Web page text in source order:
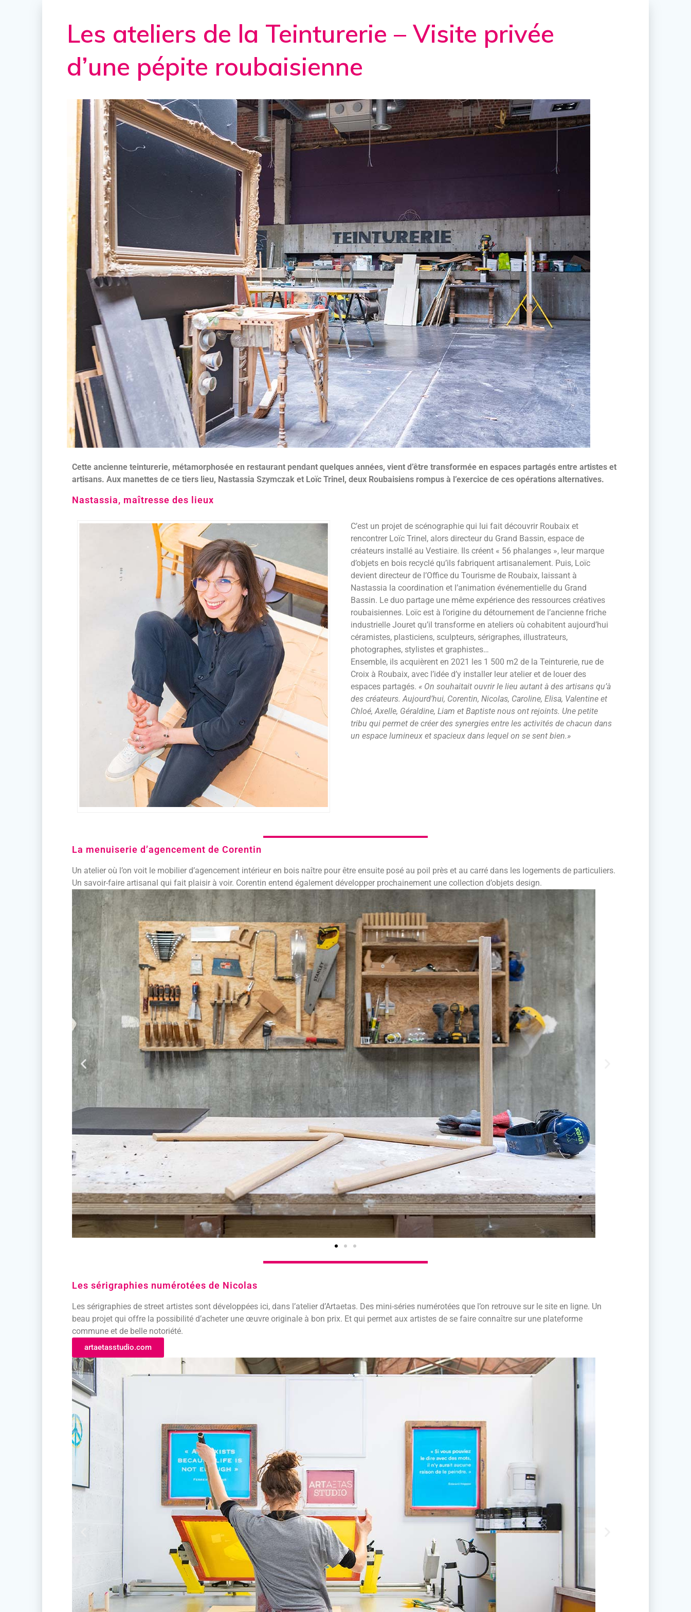
Les ateliers de la Teinturerie – Visite privée
d’une pépite roubaisienne
Cette ancienne teinturerie, métamorphosée en restaurant pendant quelques années, vient d’être transformée en espaces partagés entre artistes et
artisans. Aux manettes de ce tiers lieu, Nastassia Szymczak et Loïc Trinel, deux Roubaisiens rompus à l’exercice de ces opérations alternatives.
Nastassia, maîtresse des lieux
C’est un projet de scénographie qui lui fait découvrir Roubaix et
rencontrer Loïc Trinel, alors directeur du Grand Bassin, espace de
créateurs installé au Vestiaire. Ils créent « 56 phalanges », leur marque
d’objets en bois recyclé qu’ils fabriquent artisanalement. Puis, Loïc
devient directeur de l’Office du Tourisme de Roubaix, laissant à
Nastassia la coordination et l’animation événementielle du Grand
Bassin. Le duo partage une même expérience des ressources créatives
roubaisiennes. Loïc est à l’origine du détournement de l’ancienne friche
industrielle Jouret qu’il transforme en ateliers où cohabitent aujourd’hui
céramistes, plasticiens, sculpteurs, sérigraphes, illustrateurs,
photographes, stylistes et graphistes…
Ensemble, ils acquièrent en 2021 les 1 500 m2 de la Teinturerie, rue de
Croix à Roubaix, avec l’idée d’y installer leur atelier et de louer des
espaces partagés. « On souhaitait ouvrir le lieu autant à des artisans qu’à
des créateurs. Aujourd’hui, Corentin, Nicolas, Caroline, Elisa, Valentine et
Chloé, Axelle, Géraldine, Liam et Baptiste nous ont rejoints. Une petite
tribu qui permet de créer des synergies entre les activités de chacun dans
un espace lumineux et spacieux dans lequel on se sent bien.»
La menuiserie d’agencement de Corentin
Un atelier où l’on voit le mobilier d’agencement intérieur en bois naître pour être ensuite posé au poil près et au carré dans les logements de particuliers.
Un savoir-faire artisanal qui fait plaisir à voir. Corentin entend également développer prochainement une collection d’objets design.
Les sérigraphies numérotées de Nicolas
Les sérigraphies de street artistes sont développées ici, dans l’atelier d’Artaetas. Des mini-séries numérotées que l’on retrouve sur le site en ligne. Un
beau projet qui offre la possibilité d’acheter une œuvre originale à bon prix. Et qui permet aux artistes de se faire connaître sur une plateforme
commune et de belle notoriété.
artaetasstudio.com